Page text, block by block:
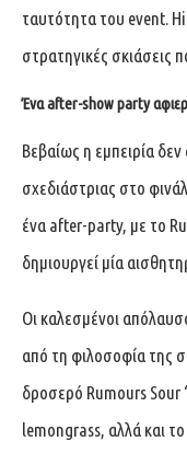
ταυτότητα του event.
στρατηγικές σκιάσεις
Ένα after-show party
Βεβαίως η εμπειρία
σχεδιάστριας στο
ένα after-party, με το
δημιουργεί μία
Οι καλεσμένοι
από τη φιλοσοφία της
δροσερό Rumours Sour
lemongrass, αλλά και